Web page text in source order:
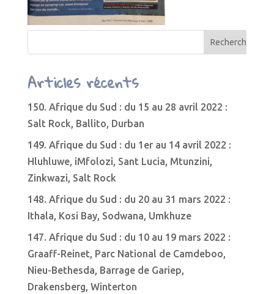
Articles récents
150. Afrique du Sud : du 15 au 28 avril 2022 :
Salt Rock, Ballito, Durban
149. Afrique du Sud : du 1er au 14 avril 2022 :
Hluhluwe, iMfolozi, Sant Lucia, Mtunzini,
Zinkwazi, Salt Rock
148. Afrique du Sud : du 20 au 31 mars 2022 :
Ithala, Kosi Bay, Sodwana, Umkhuze
147. Afrique du Sud : du 10 au 19 mars 2022 :
Graaff-Reinet, Parc National de Camdeboo,
Nieu-Bethesda, Barrage de Gariep,
Drakensberg, Winterton